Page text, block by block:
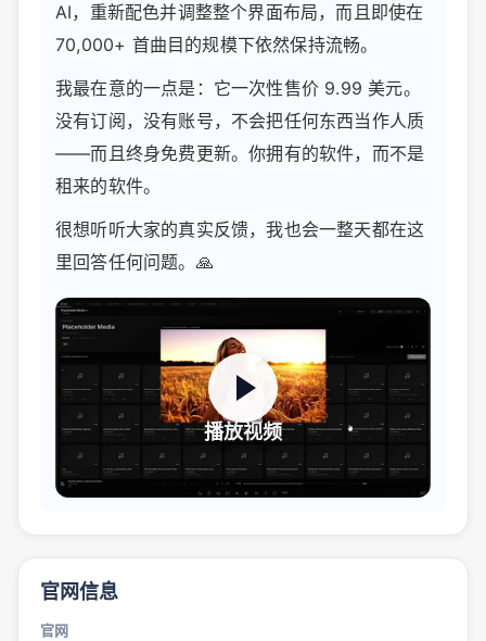
AI，重新配色并调整整个界面布局，而且即使在
70,000+ 首曲目的规模下依然保持流畅。
我最在意的一点是：它一次性售价 9.99 美元。
没有订阅，没有账号，不会把任何东西当作人质
——而且终身免费更新。你拥有的软件，而不是
租来的软件。
很想听听大家的真实反馈，我也会一整天都在这
里回答任何问题。🙏
播放视频
官网信息
官网